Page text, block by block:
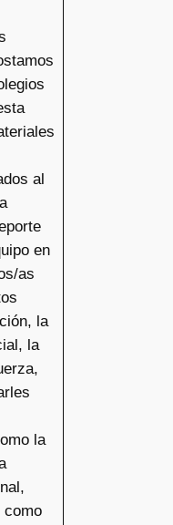
al
en
as
la
la
la
como